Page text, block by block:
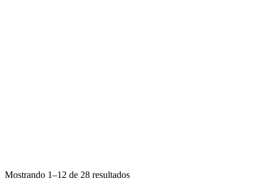
Mostrando 1–12 de 28 resultados